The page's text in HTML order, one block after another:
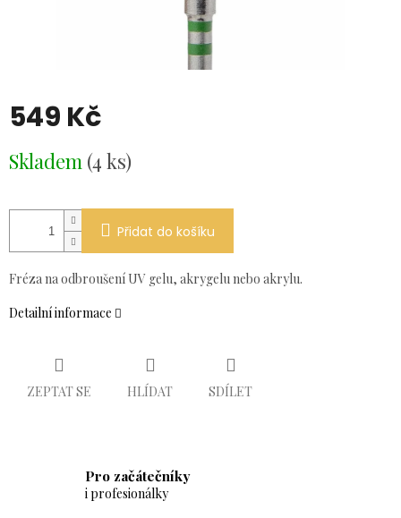
549 Kč
cena:
Skladem (4 ks)
Přidat do košíku
Fréza na odbroušení UV gelu, akrygelu nebo akrylu.
Detailní informace
ZEPTAT SE HLÍDAT SDÍLET
Pro začátečníky
i profesionálky